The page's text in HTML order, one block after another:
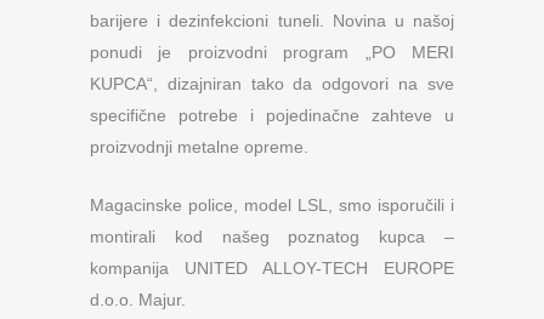
barijere i dezinfekcioni tuneli. Novina u našoj
ponudi je proizvodni program „PO MERI
KUPCA“, dizajniran tako da odgovori na sve
specifične potrebe i pojedinačne zahteve u
proizvodnji metalne opreme.
Magacinske police, model LSL, smo isporučili i
montirali kod našeg poznatog kupca –
kompanija UNITED ALLOY-TECH EUROPE
d.o.o. Majur.